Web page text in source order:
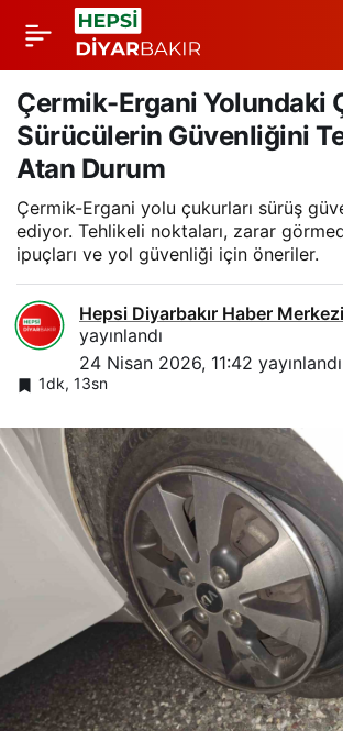
Çermik-Ergani Yolundaki
Sürücülerin Güvenliğini
Atan Durum
Çermik-Ergani yolu çukurları sürüş
ediyor. Tehlikeli noktaları, zarar
ipuçları ve yol güvenliği için öneriler.
Hepsi Diyarbakır Haber Merkezi
yayınlandı
24 Nisan 2026, 11:42 yayınlandı
1dk, 13sn
Diyarbakır Anadolu
Lisesi’nin Satrançta
Bölge Şampiyonu
Olması